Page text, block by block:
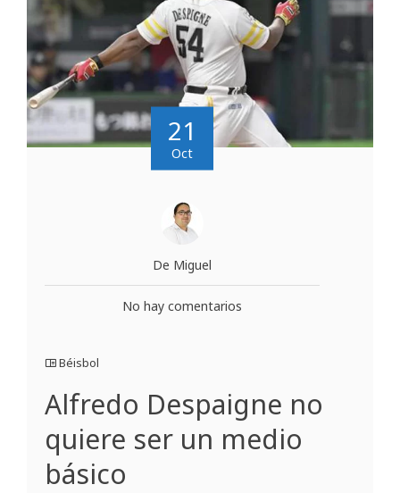
21
Oct
De Miguel
No hay comentarios
Béisbol
Alfredo Despaigne no
quiere ser un medio
básico